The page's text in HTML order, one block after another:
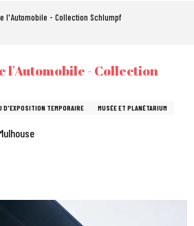
l'Automobile - Collection Schlumpf
l'Automobile - Collection
D'EXPOSITION TEMPORAIRE MUSÉE ET PLANÉTARIUM